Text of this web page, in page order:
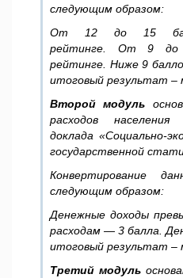
следующим образом:
От
12 до 15
рейтинге
От9 до
рейтинге Ниже9
итоговый результат –
Второй модуль
расходов
доклада «Социально-
государственной
Конвертирование
следующим образом:
Денежные доходы
расходам — 3 балла
итоговый результат –
Третий модуль